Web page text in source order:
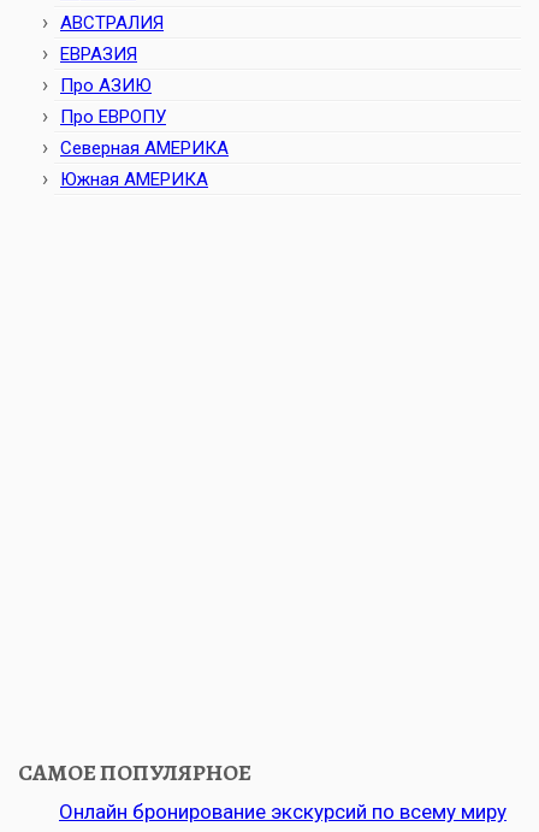
АВСТРАЛИЯ
ЕВРАЗИЯ
Про АЗИЮ
Про ЕВРОПУ
Северная АМЕРИКА
Южная АМЕРИКА
САМОЕ ПОПУЛЯРНОЕ
Онлайн бронирование экскурсий по всему миру